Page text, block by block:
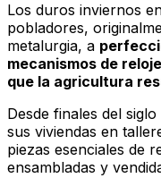
Los duros inviernos
pobladores,
metalurgia, a
mecanismos de
que la agricultura
Desde finales del
sus viviendas en
piezas esenciales de
ensambladas y